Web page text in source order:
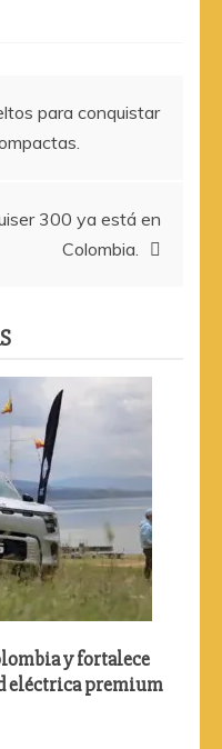
para conquistar
300 ya está en
Colombia.
y fortalece
eléctrica premium